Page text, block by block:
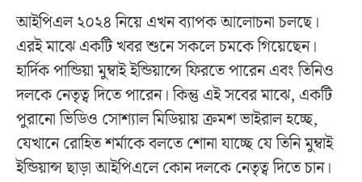
আইপিএল ২০২৪ নিয়ে এখন ব্যাপক আলোচনা চলছে।
এরই মাঝে একটি খবর শুনে সকলে চমকে গিয়েছেন।
হার্দিক পান্ডিয়া মুম্বাই ইন্ডিয়ান্সে ফিরতে পারেন এবং তিনিও
দলকে নেতৃত্ব দিতে পারেন। কিন্তু এই সবের মাঝে, একটি
পুরানো ভিডিও সোশ্যাল মিডিয়ায় ক্রমশ ভাইরাল হচ্ছে,
যেখানে রোহিত শর্মাকে বলতে শোনা যাচ্ছে যে তিনি মুম্বাই
ইন্ডিয়ান্স ছাড়া আইপিএলে কোন দলকে নেতৃত্ব দিতে চান।